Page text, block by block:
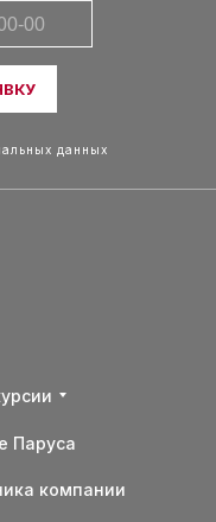
И
ДЕТЕЙ
компании
Паруса
данных